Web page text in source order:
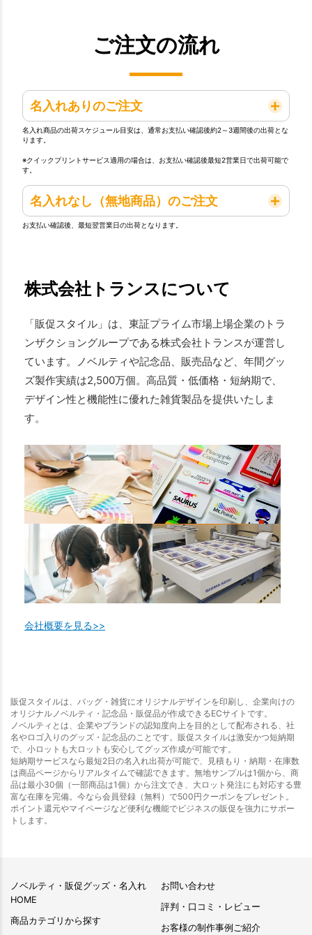
ご注文の流れ
名入れありのご注文
名入れ商品の出荷スケジュール目安は、通常お支払い確認後約2～3週間後の出荷とな
ります。
※クイックプリントサービス適用の場合は、お支払い確認後最短2営業日で出荷可能で
す。
名入れなし（無地商品）のご注文
お支払い確認後、最短翌営業日の出荷となります。
株式会社トランスについて
「販促スタイル」は、東証プライム市場上場企業のトラ
ンザクショングループである株式会社トランスが運営し
ています。ノベルティや記念品、販売品など、年間グッ
ズ製作実績は2,500万個。高品質・低価格・短納期で、
デザイン性と機能性に優れた雑貨製品を提供いたしま
す。
会社概要を見る>>
販促スタイルは、バッグ・雑貨にオリジナルデザインを印刷し、企業向けの
オリジナルノベルティ・記念品・販促品が作成できるECサイトです。
ノベルティとは、企業やブランドの認知度向上を目的として配布される、社
名やロゴ入りのグッズ・記念品のことです。販促スタイルは激安かつ短納期
で、小ロットも大ロットも安心してグッズ作成が可能です。
短納期サービスなら最短2日の名入れ出荷が可能で、見積もり・納期・在庫数
は商品ページからリアルタイムで確認できます。無地サンプルは1個から、商
品は最小30個（一部商品は1個）から注文でき、大ロット発注にも対応する豊
富な在庫を完備。今なら会員登録（無料）で500円クーポンをプレゼント。
ポイント還元やマイページなど便利な機能でビジネスの販促を強力にサポー
トします。
ノベルティ・販促グッズ・名入れ
HOME
商品カテゴリから探す
お問い合わせ
評判・口コミ・レビュー
お客様の制作事例ご紹介